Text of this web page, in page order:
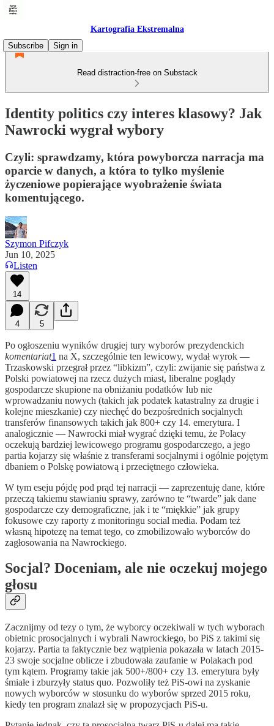
Kartografia Ekstremalna
Subscribe
Sign in
Read distraction-free on Substack
Identity politics czy interes klasowy? Jak
Nawrocki wygrał wybory
Czyli: sprawdzamy, która powyborcza narracja ma
oparcie w danych, a która to tylko myślenie
życzeniowe popierające wyobrażenie świata
komentującego.
Szymon Pifczyk
Jun 10, 2025
Listen
14
4 5
Po ogłoszeniu wyników drugiej tury wyborów prezydenckich
komentariat1 na X, szczególnie ten lewicowy, wydał wyrok —
Trzaskowski przegrał przez “libkizm”, czyli: zwijanie się państwa z
Polski powiatowej na rzecz dużych miast, liberalne poglądy
gospodarcze skupione na obniżaniu podatków lub nie
wprowadzaniu nowych (takich jak podatek katastralny za drugie i
kolejne mieszkanie) czy niechęć do bezpośrednich socjalnych
transferów finansowych takich jak 800+ czy 14. emerytura. I
analogicznie — Nawrocki miał wygrać dzięki temu, że Polacy
oczekują bardziej lewicowego programu gospodarczego, a jego
partia kojarzy się właśnie z transferami socjalnymi i ogólnie pojętym
dbaniem o Polskę powiatową i przeciętnego człowieka.
W tym eseju pójdę pod prąd tej narracji — zaprezentuję dane, które
przeczą takiemu stawianiu sprawy, zarówno te “twarde” jak dane
gospodarcze czy demograficzne, jak i te “miękkie” jak grupy
fokusowe czy raporty z monitoringu social media. Podam też
własną hipotezę na temat tego, co zmobilizowało wyborców do
zagłosowania na Nawrockiego.
Socjal? Doceniam, ale nie oczekuj mojego
głosu
Zacznijmy od tezy o tym, że wyborcy oczekiwali w tych wyborach
obietnic prosocjalnych i wybrali Nawrockiego, bo PiS z takimi się
kojarzy. Partia ta faktycznie bez wątpienia pokazała w latach 2015-
23 swoje socjalne oblicze i zbudowała zaufanie w Polakach pod
tym kątem. Programy takie jak 500+/800+ czy 13. emerytura były
śmiałe i zburzyły status quo. Pozwoliły też PiS-owi na zyskanie
nowych wyborców w stosunku do wyborów sprzed 2015 roku,
kiedy ten program znalazł się w propozycjach PiS-u.